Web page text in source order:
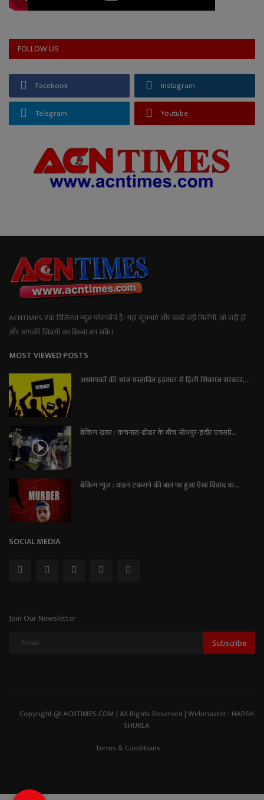
FOLLOW US
Facebook Instagram
Telegram Youtube
ACNTIMES एक डिजिटल न्यूज प्लेटफॉर्म है। यहां सूचनाएं और खबरें वही मिलेंगी, जो सही हों
और आपकी जिंदगी का हिस्सा बन सकें।
MOST VIEWED POSTS
अध्यापकों की आज प्रस्तावित हड़ताल से हिली शिवराज सरकार,...
ब्रेकिंग खबर : कचनारा-ढोढर के बीच जोधपुर-इंदौर एक्सप्रे...
ब्रेकिंग न्यूज़ : वाहन टकराने की बात पर हुआ ऐसा विवाद क...
SOCIAL MEDIA
Join Our Newsletter
Subscribe
Copyright @ ACNTIMES.COM | All Rights Reserved | Webmaster : HARSH
SHUKLA
Terms & Conditions